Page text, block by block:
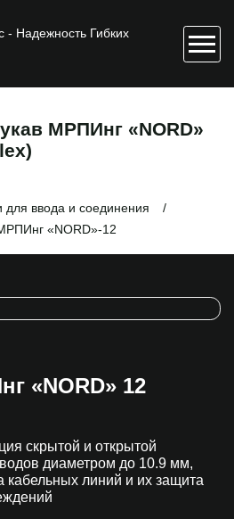
МРПИнг «NORD»
для ввода и соединения
«NORD»-12
«NORD» 12
скрытой и открытой
диаметром до 10.9 мм,
кабельных линий и их защита